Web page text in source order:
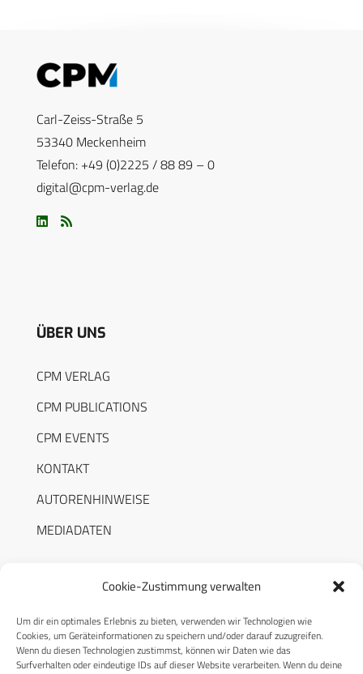
Cookie-Zustimmung verwalten
Um dir ein optimales Erlebnis zu bieten, verwenden wir Technologien wie
Cookies, um Geräteinformationen zu speichern und/oder darauf zuzugreifen.
Wenn du diesen Technologien zustimmst, können wir Daten wie das
Surfverhalten oder eindeutige IDs auf dieser Website verarbeiten. Wenn du deine
Carl-Zeiss-Straße 5
53340 Meckenheim
Telefon: +49 (0)2225 / 88 89 – 0
digital@cpm-verlag.de
ÜBER UNS
CPM VERLAG
CPM PUBLICATIONS
CPM EVENTS
KONTAKT
AUTORENHINWEISE
MEDIADATEN
RECHTLICHES